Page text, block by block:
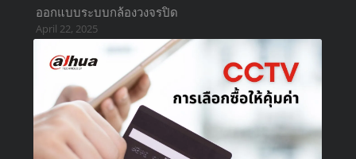
ออกแบบระบบกล้องวงจรปิด
April 22, 2025